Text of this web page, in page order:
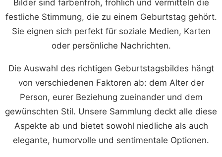
Bilder sind farbenfroh, fröhlich und vermitteln die
festliche Stimmung, die zu einem Geburtstag gehört.
Sie eignen sich perfekt für soziale Medien, Karten
oder persönliche Nachrichten.
Die Auswahl des richtigen Geburtstagsbildes hängt
von verschiedenen Faktoren ab: dem Alter der
Person, eurer Beziehung zueinander und dem
gewünschten Stil. Unsere Sammlung deckt alle diese
Aspekte ab und bietet sowohl niedliche als auch
elegante, humorvolle und sentimentale Optionen.